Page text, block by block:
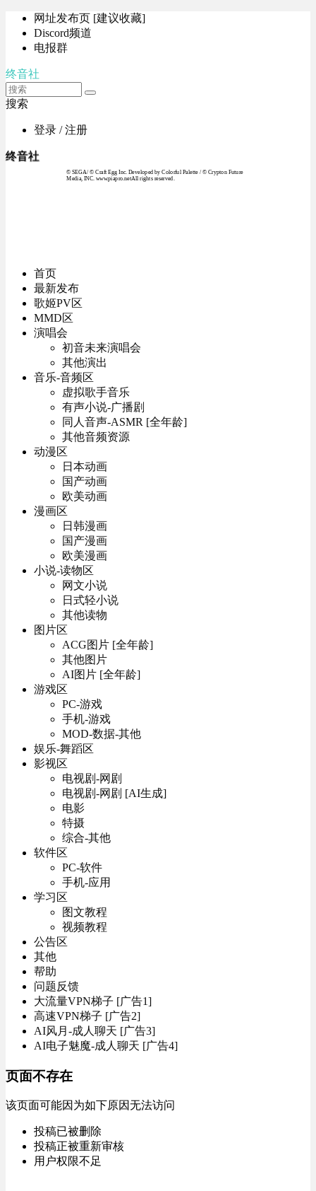
网址发布页 [建议收藏]
Discord频道
电报群
终音社
搜索
登录 / 注册
终音社
© SEGA / © Craft Egg Inc. Developed by Colorful Palette / © Crypton Future
Media, INC. www.piapro.netAll rights reserved.
首页
最新发布
歌姬PV区
MMD区
演唱会
初音未来演唱会
其他演出
音乐-音频区
虚拟歌手音乐
有声小说-广播剧
同人音声-ASMR [全年龄]
其他音频资源
动漫区
日本动画
国产动画
欧美动画
漫画区
日韩漫画
国产漫画
欧美漫画
小说-读物区
网文小说
日式轻小说
其他读物
图片区
ACG图片 [全年龄]
其他图片
AI图片 [全年龄]
游戏区
PC-游戏
手机-游戏
MOD-数据-其他
娱乐-舞蹈区
影视区
电视剧-网剧
电视剧-网剧 [AI生成]
电影
特摄
综合-其他
软件区
PC-软件
手机-应用
学习区
图文教程
视频教程
公告区
其他
帮助
问题反馈
大流量VPN梯子 [广告1]
高速VPN梯子 [广告2]
AI风月-成人聊天 [广告3]
AI电子魅魔-成人聊天 [广告4]
页面不存在
该页面可能因为如下原因无法访问
投稿已被删除
投稿正被重新审核
用户权限不足